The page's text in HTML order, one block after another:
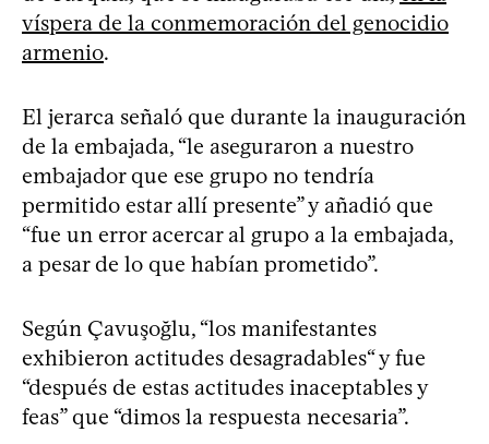
víspera de la conmemoración del genocidio
armenio.
El jerarca señaló que durante la inauguración
de la embajada, “le aseguraron a nuestro
embajador que ese grupo no tendría
permitido estar allí presente” y añadió que
“fue un error acercar al grupo a la embajada,
a pesar de lo que habían prometido”.
Según Çavuşoğlu, “los manifestantes
exhibieron actitudes desagradables“ y fue
“después de estas actitudes inaceptables y
feas” que “dimos la respuesta necesaria”.